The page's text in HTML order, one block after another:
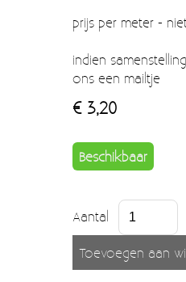
prijs per meter -
indien
ons een mailtje
€ 3,20
Beschikbaar
Aantal